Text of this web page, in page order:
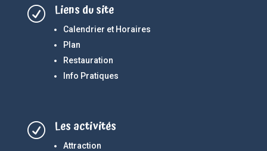
R Liens du site
Calendrier et Horaires
Plan
Restauration
Info Pratiques
R Les activités
Attraction